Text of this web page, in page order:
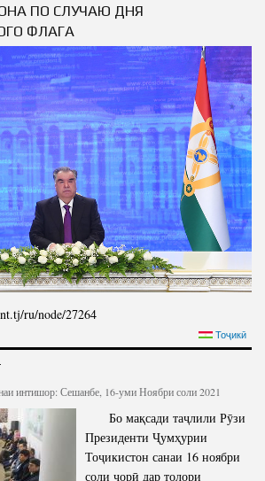
ПО СЛУЧАЮ ДНЯ
ФЛАГА
ru/node/27264
Тоҷикӣ
интишор: Сешанбе, 16-уми Ноябри соли 2021
Бо мақсади таҷлили Рӯзи
Президенти Ҷумҳурии
Тоҷикистон санаи 16 ноябри
соли ҷорӣ дар толори